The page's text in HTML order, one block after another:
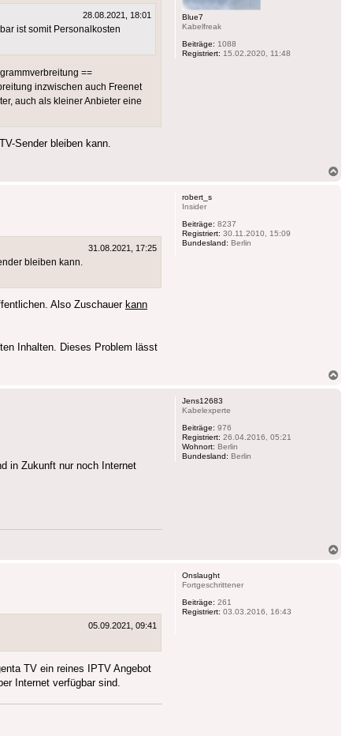
Blue7
Kabelfreak
Beiträge: 1088
Registriert: 15.02.2020, 11:48
28.08.2021, 18:01
ist somit Personalkosten
==
inzwischen auch Freenet
auch als kleiner Anbieter eine
Sender bleiben kann.
robert_s
Insider
Beiträge: 8237
Registriert: 30.11.2010, 15:09
Bundesland: Berlin
31.08.2021, 17:25
bleiben kann.
Also Zuschauer kann
Inhalten. Dieses Problem lässt
Jens12683
Kabelexperte
Beiträge: 976
Registriert: 26.04.2016, 05:21
Wohnort: Berlin
Bundesland: Berlin
in Zukunft nur noch Internet
Onslaught
Fortgeschrittener
Beiträge: 261
Registriert: 03.03.2016, 16:43
05.09.2021, 09:41
TV ein reines IPTV Angebot
Internet verfügbar sind.